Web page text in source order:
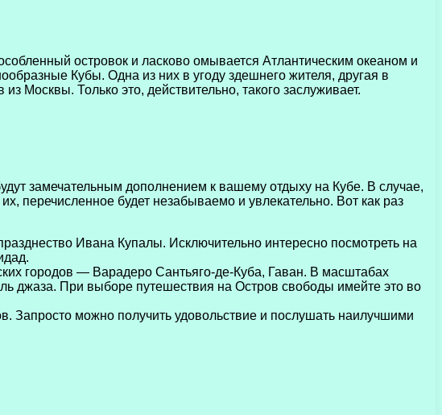
островок и ласково омывается Атлантическим океаном и
Кубы. Одна из них в угоду здешнего жителя, другая в
Москвы. Только это, действительно, такого заслуживает.
замечательным дополнением к вашему отдыху на Кубе. В случае,
перечисленное будет незабываемо и увлекательно. Вот как раз
Ивана Купалы. Исключительно интересно посмотреть на
городов — Варадеро Сантьяго-де-Куба, Гаван. В масштабах
джаза. При выборе путешествия на Остров свободы имейте это во
Запросто можно получить удовольствие и послушать наилучшими